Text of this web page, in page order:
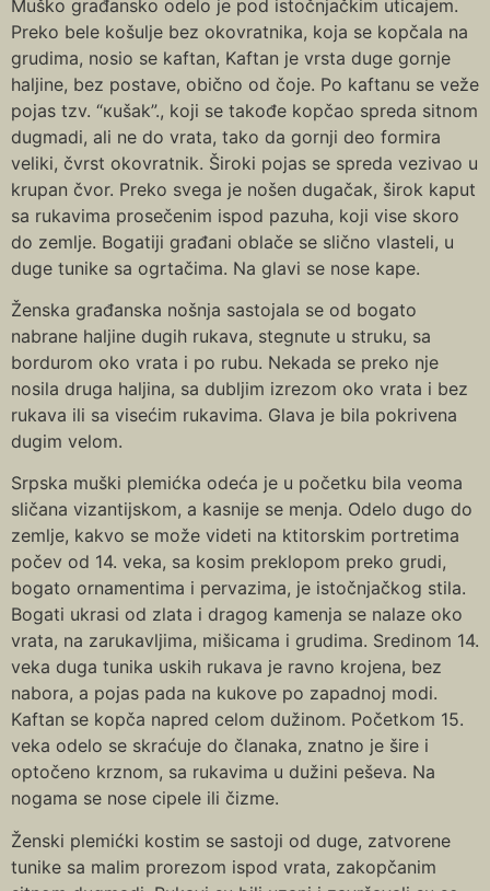
Muško građansko odelo je pod istočnjačkim uticajem.
Preko bele košulje bez okovratnika, koja se kopčala na
grudima, nosio se kaftan, Kaftan je vrsta duge gornje
haljine, bez postave, obično od čoje. Po kaftanu se veže
pojas tzv. “кušak”., koji se takođe kopčao spreda sitnom
dugmadi, ali ne do vrata, tako da gornji deo formira
veliki, čvrst okovratnik. Široki pojas se spreda vezivao u
krupan čvor. Preko svega je nošen dugačak, širok kaput
sa rukavima prosečenim ispod pazuha, koji vise skoro
do zemlje. Bogatiji građani oblače se slično vlasteli, u
duge tunike sa ogrtačima. Na glavi se nose kape.
Ženska građanska nošnja sastojala se od bogato
nabrane haljine dugih rukava, stegnute u struku, sa
bordurom oko vrata i po rubu. Nekada se preko nje
nosila druga haljina, sa dubljim izrezom oko vrata i bez
rukava ili sa visećim rukavima. Glava je bila pokrivena
dugim velom.
Srpska muški plemićka odeća je u početku bila veoma
sličana vizantijskom, a kasnije se menja. Odelo dugo do
zemlje, kakvo se može videti na ktitorskim portretima
počev od 14. veka, sa kosim preklopom preko grudi,
bogato ornamentima i pervazima, je istočnjačkog stila.
Bogati ukrasi od zlata i dragog kamenja se nalaze oko
vrata, na zarukavljima, mišicama i grudima. Sredinom 14.
veka duga tunika uskih rukava je ravno krojena, bez
nabora, a pojas pada na kukove po zapadnoj modi.
Kaftan se kopča napred celom dužinom. Početkom 15.
veka odelo se skraćuje do članaka, znatno je šire i
optočeno krznom, sa rukavima u dužini peševa. Na
nogama se nose cipele ili čizme.
Ženski plemićki kostim se sastoji od duge, zatvorene
tunike sa malim prorezom ispod vrata, zakopčanim